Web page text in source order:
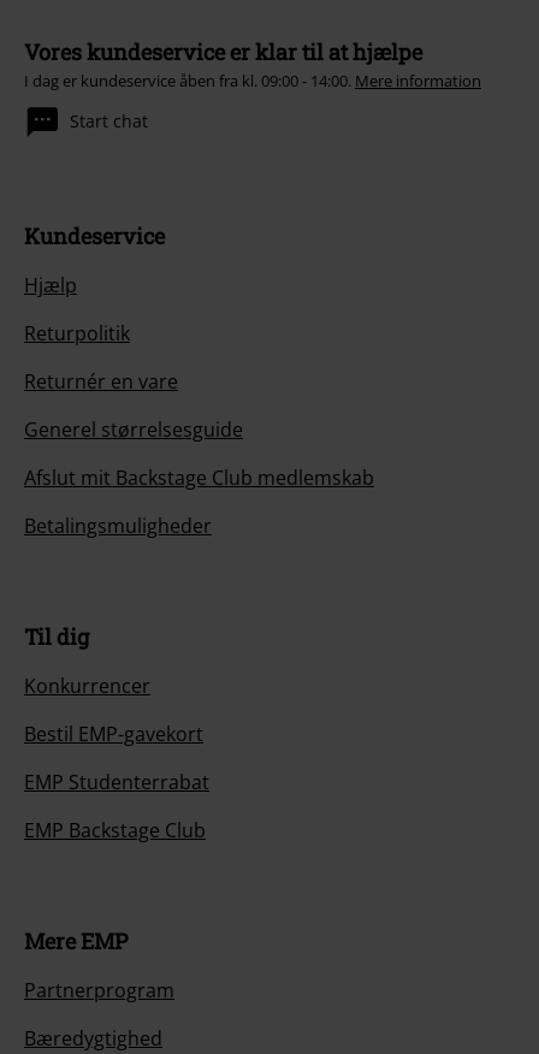
Vores kundeservice er klar til at hjælpe
I dag er kundeservice åben fra kl. 09:00 - 14:00. Mere information
Start chat
Kundeservice
Hjælp
Returpolitik
Returnér en vare
Generel størrelsesguide
Afslut mit Backstage Club medlemskab
Betalingsmuligheder
Til dig
Konkurrencer
Bestil EMP-gavekort
EMP Studenterrabat
EMP Backstage Club
Mere EMP
Partnerprogram
Bæredygtighed